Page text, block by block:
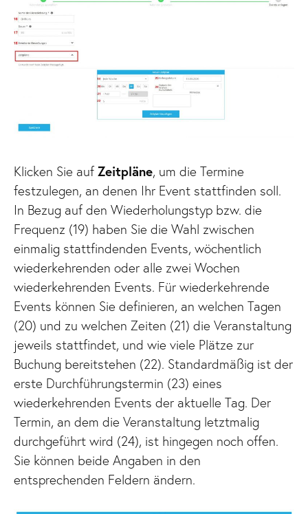
Klicken Sie aufZeitpläne, um die Termine
festzulegen, an denen Ihr Event stattfinden soll.
In Bezug auf den Wiederholungstyp bzw. die
Frequenz (19) haben Sie die Wahl zwischen
einmalig stattfindenden Events, wöchentlich
wiederkehrenden oder alle zwei Wochen
wiederkehrenden Events. Für wiederkehrende
Events können Sie definieren, an welchen Tagen
(20) und zu welchen Zeiten (21) die Veranstaltung
jeweils stattfindet, und wie viele Plätze zur
Buchung bereitstehen (22). Standardmäßig ist der
erste Durchführungstermin (23) eines
wiederkehrenden Events der aktuelle Tag. Der
Termin, an dem die Veranstaltung letztmalig
durchgeführt wird (24), ist hingegen noch offen.
Sie können beide Angaben in den
entsprechenden Feldern ändern.